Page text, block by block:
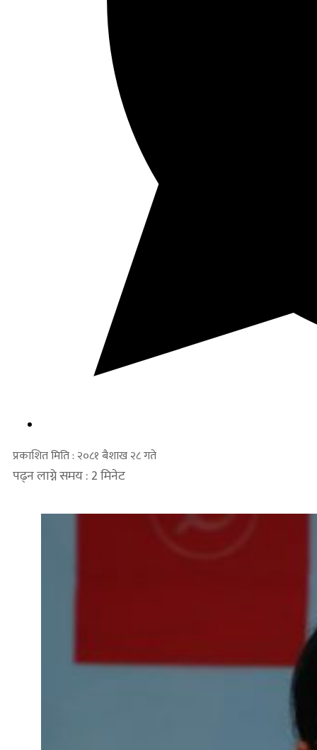
प्रकाशित मिति : २०८१ बैशाख २८ गते
पढ्न लाग्ने समय : 2 मिनेट